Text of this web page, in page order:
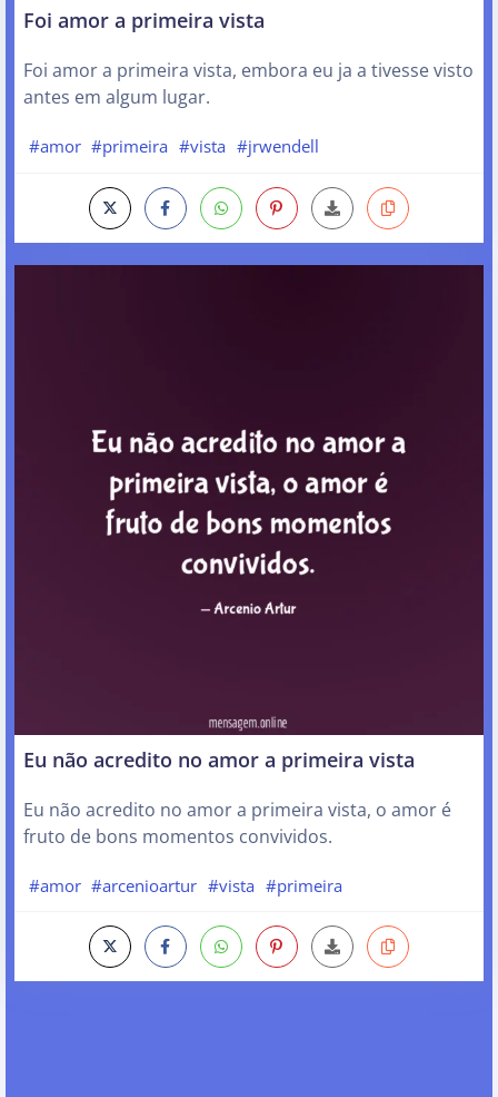
Foi amor a primeira vista
Foi amor a primeira vista, embora eu ja a tivesse visto
antes em algum lugar.
#amor #primeira #vista #jrwendell
Eu não acredito no amor a primeira vista
Eu não acredito no amor a primeira vista, o amor é
fruto de bons momentos convividos.
#amor #arcenioartur #vista #primeira